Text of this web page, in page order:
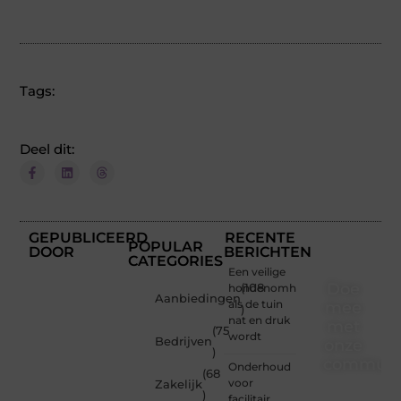
Tags:
Deel dit:
GEPUBLICEERD
DOOR
POPULAR
CATEGORIES
Aanbiedingen
(108
)
Bedrijven
(75
)
Zakelijk
(68
)
RECENTE
BERICHTEN
Een veilige
hondenomheining
als de tuin
nat en druk
wordt
Onderhoud
voor